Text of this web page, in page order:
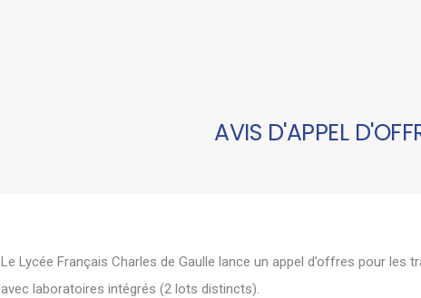
AVIS D'APPEL
Le Lycée Français Charles de Gaulle lance un appel d’offres pour
avec laboratoires intégrés (2 lots distincts).